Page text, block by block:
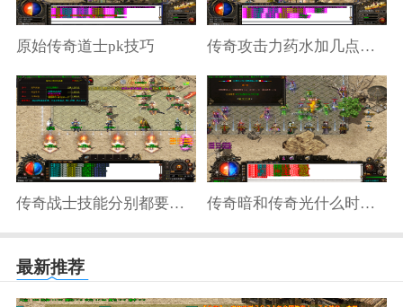
原始传奇道士pk技巧 传奇攻击力药水加几点攻击
传奇战士技能分别都要多少级 传奇暗和传奇光什么时候打
最新推荐